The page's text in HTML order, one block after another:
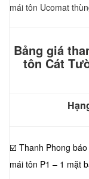
mái tôn Ucomat
Bảng giá
tôn Cát
☑️ Thanh Phong
mái tôn P1 – 1 mặt